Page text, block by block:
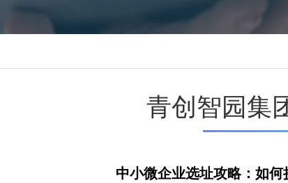
青创智园集
中小微企业选址攻略：如